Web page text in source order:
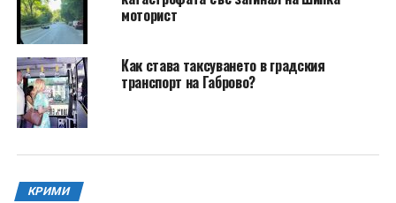
моторист
Как става таксуването в градския
транспорт на Габрово?
КРИМИ